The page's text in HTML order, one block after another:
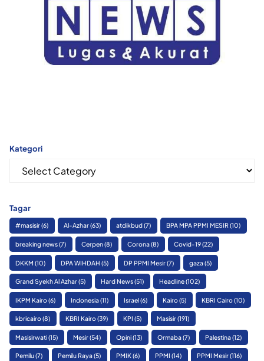
Kategori
Kategori
Tagar
#masisir(6) Al-Azhar(63) atdikbud(7) BPA MPA PPMI MESIR(10)
breaking news(7) Cerpen(8) Corona(8) Covid-19(22)
DKKM (10) DPA WIHDAH (5) DP PPMI Mesir(7) gaza(5)
Grand Syekh Al Azhar(5) Hard News(51) Headline(102)
IKPM Kairo(6) Indonesia(11) Israel(6) Kairo(5) KBRI Cairo(10)
kbricairo(8) KBRI Kairo(39) KPI (5) Masisir(191)
Masisirwati(15) Mesir(54) Opini(13) Ormaba(7) Palestina(12)
Pemilu(7) Pemilu Raya(5) PMIK(6) PPMI (14) PPMI Mesir(116)